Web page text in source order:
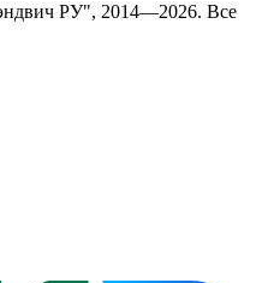
РУ", 2014—2026. Все